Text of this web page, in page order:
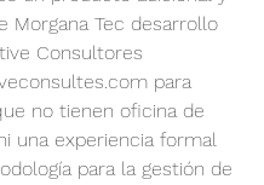
Morgana Tec desarrollo
Consultores
para
no tienen oficina de
una experiencia formal
para la gestión de